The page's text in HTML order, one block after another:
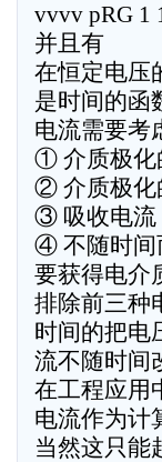
vvvv pRG 1
并且有
在恒定电压
是时间的函
电流需要考
① 介质极化
② 介质极化
③ 吸收电流
④ 不随时间
要获得电介
排除前三种
时间的把电
流不随时间
在工程应用
电流作为计
当然这只能